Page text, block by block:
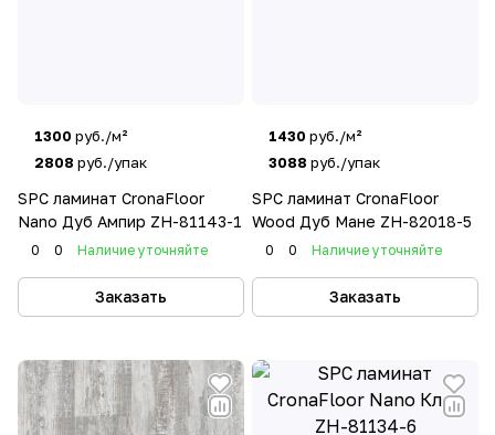
1300 руб./м²
2808 руб./упак
SPC ламинат CronaFloor
Nano Дуб Ампир ZH-81143-1
0 0 Наличие уточняйте
Заказать
1430 руб./м²
3088 руб./упак
SPC ламинат CronaFloor
Wood Дуб Мане ZH-82018-5
0 0 Наличие уточняйте
Заказать